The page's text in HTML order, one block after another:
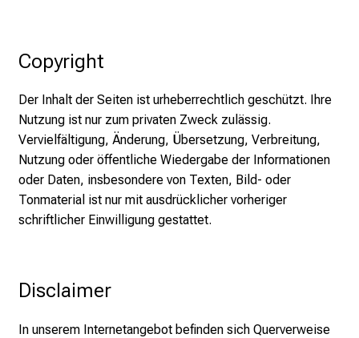
Copyright
Der Inhalt der Seiten ist urheberrechtlich geschützt. Ihre
Nutzung ist nur zum privaten Zweck zulässig.
Vervielfältigung, Änderung, Übersetzung, Verbreitung,
Nutzung oder öffentliche Wiedergabe der Informationen
oder Daten, insbesondere von Texten, Bild- oder
Tonmaterial ist nur mit ausdrücklicher vorheriger
schriftlicher Einwilligung gestattet.
Disclaimer
In unserem Internetangebot befinden sich Querverweise